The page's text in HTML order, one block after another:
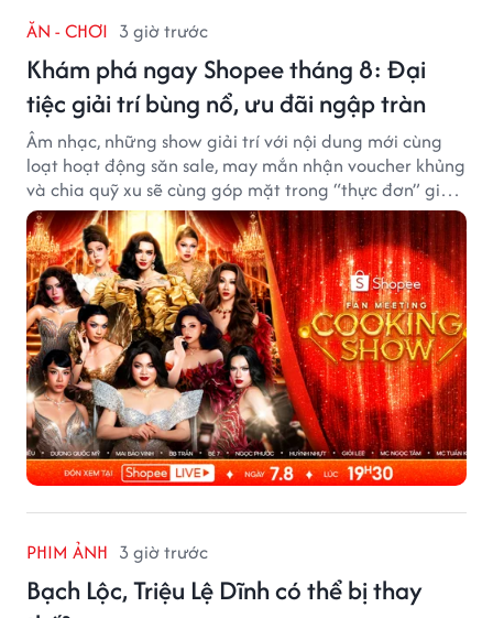
ĂN - CHƠI 3 giờ trước
Khám phá ngay Shopee tháng 8: Đại
tiệc giải trí bùng nổ, ưu đãi ngập tràn
Âm nhạc, những show giải trí với nội dung mới cùng
loạt hoạt động săn sale, may mắn nhận voucher khủng
và chia quỹ xu sẽ cùng góp mặt trong “thực đơn” giải
trí cuối tuần trên Shopee, diễn ra liên tiếp vào ngày
7/8 và 8/8.
PHIM ẢNH 3 giờ trước
Bạch Lộc, Triệu Lệ Dĩnh có thể bị thay